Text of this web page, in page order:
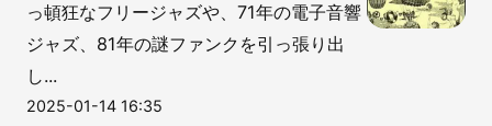
っ頓狂なフリージャズや、71年の電子音響
ジャズ、81年の謎ファンクを引っ張り出
し...
2025-01-14 16:35